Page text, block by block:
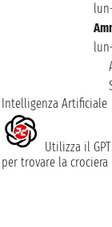
Intelligenza Artificiale
Utilizza il
per trovare la crociera